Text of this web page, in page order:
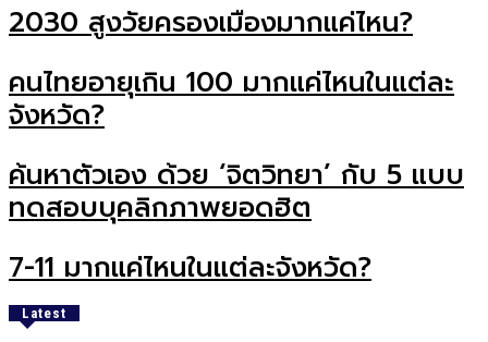
2030 สูงวัยครองเมืองมากแค่ไหน?
คนไทยอายุเกิน 100 มากแค่ไหนในแต่ละ
จังหวัด?
ค้นหาตัวเอง ด้วย ‘จิตวิทยา’ กับ 5 แบบ
ทดสอบบุคลิกภาพยอดฮิต
7-11 มากแค่ไหนในแต่ละจังหวัด?
Latest